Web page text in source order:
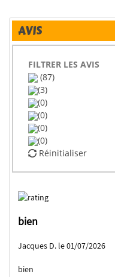
AVIS
FILTRER LES AVIS
(87)
(3)
(0)
(0)
(0)
(0)
Réinitialiser
bien
Jacques D. le 01/07/2026
bien